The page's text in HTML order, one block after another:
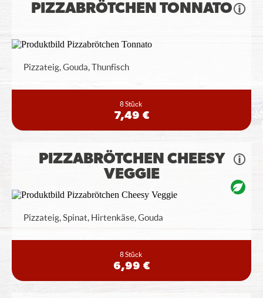
PIZZABRÖTCHEN TONNATO
Pizzateig, Gouda, Thunfisch
8 Stück
7,49 €
PIZZABRÖTCHEN CHEESY
VEGGIE
Pizzateig, Spinat, Hirtenkäse, Gouda
8 Stück
6,99 €